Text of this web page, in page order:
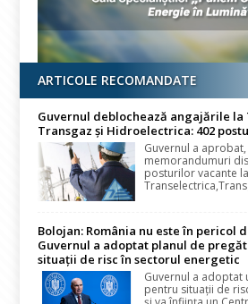
ARTICOLE RECOMANDATE
Guvernul deblochează angajările
Transgaz și Hidroelectrica: 402
Guvernul a
memorandumuri
posturilor vacante la
Bolojan: România nu este în pericol
Guvernul a adoptat planul de
situații de risc în sectorul energetic
Guvernul a adoptat
pentru situații de